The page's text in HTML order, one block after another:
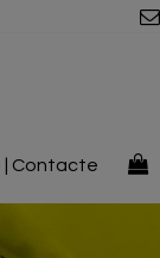
| Contacte